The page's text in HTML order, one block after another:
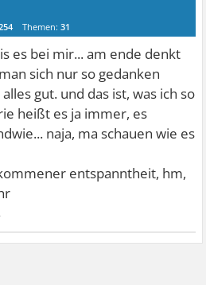
Themen:31
es bei mir... am ende denkt
sich nur so gedanken
gut. und das ist, was ich so
heißt es ja immer, es
naja, ma schauen wie es
entspanntheit, hm,